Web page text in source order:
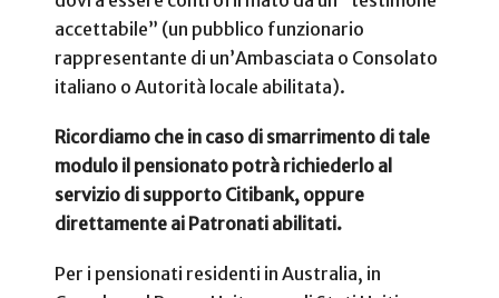
accettabile” (un pubblico funzionario
rappresentante di un’Ambasciata o Consolato
italiano o Autorità locale abilitata).
Ricordiamo che in caso di smarrimento di tale
modulo il pensionato potrà richiederlo al
servizio di supporto Citibank, oppure
direttamente ai Patronati abilitati.
Per i pensionati residenti in Australia, in